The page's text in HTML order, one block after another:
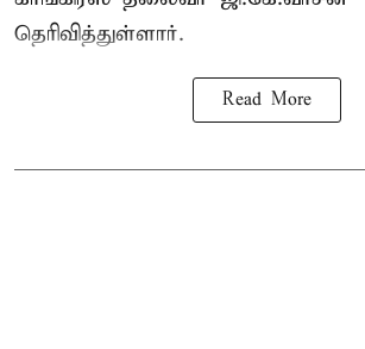
தெரிவித்துள்ளார்.
Read More